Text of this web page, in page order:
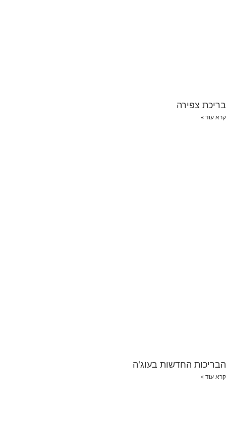
בריכת צפירה
קרא עוד »
הבריכות החדשות בעוג'ה
קרא עוד »